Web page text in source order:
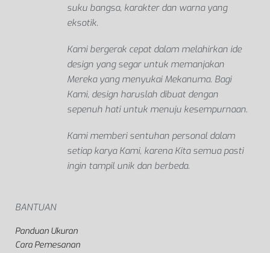
indah di Asia Tenggara, dikelilingi beragam
suku bangsa, karakter dan warna yang
Kami bergerak cepat dalam melahirkan ide
design yang segar untuk memanjakan
Mereka yang menyukai Mekanuma. Bagi
Kami, design haruslah dibuat dengan
Kami memberi sentuhan personal dalam
setiap karya Kami, karena Kita semua pasti
Panduan Ukuran